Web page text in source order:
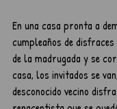
En una casa pronta a
cumpleaños de
de la madrugada y se
casa, los invitados se
desconocido vecino